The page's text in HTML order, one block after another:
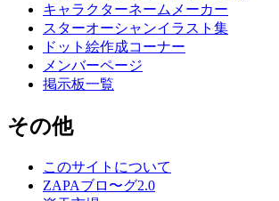
キャラクターネームメーカー
スターオーシャンイラスト集
ドット絵作成コーナー
メンバーページ
掲示板一覧
その他
このサイトについて
ZAPAブロ〜グ2.0